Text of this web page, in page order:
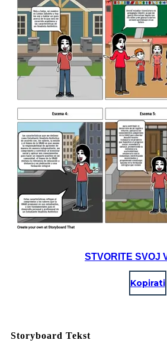
STVORITE SVOJ
Kopirati
Storyboard Tekst